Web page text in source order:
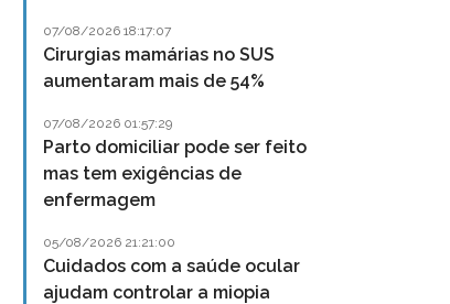
07/08/2026 18:17:07
Cirurgias mamárias no SUS
aumentaram mais de 54%
07/08/2026 01:57:29
Parto domiciliar pode ser feito
mas tem exigências de
enfermagem
05/08/2026 21:21:00
Cuidados com a saúde ocular
ajudam controlar a miopia